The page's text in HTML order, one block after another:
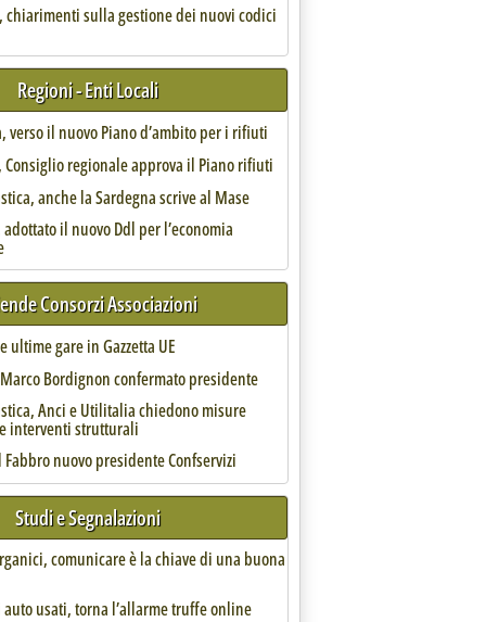
'
impianto ad Arezzo'
Regionale
chiarimenti sulla gestione dei nuovi codici
Regioni - Enti Locali
verso il nuovo Piano d’ambito per i rifiuti
Consiglio regionale approva il Piano rifiuti
anche la Sardegna scrive al Mase
il nuovo Ddl per l’economia
Consorzi Associazioni
ultime gare in Gazzetta UE
Bordignon confermato presidente
Anci e Utilitalia chiedono misure
interventi strutturali
Fabbro nuovo presidente Confservizi
Studi e Segnalazioni
comunicare è la chiave di una buona
auto usati, torna l’allarme truffe online